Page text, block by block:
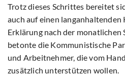
Trotz dieses Schrittes bereitet
auch auf einen langanhaltenden
Erklärung nach der monatlichen
betonte die Kommunistische
und Arbeitnehmer, die vom
zusätzlich unterstützen wollen.